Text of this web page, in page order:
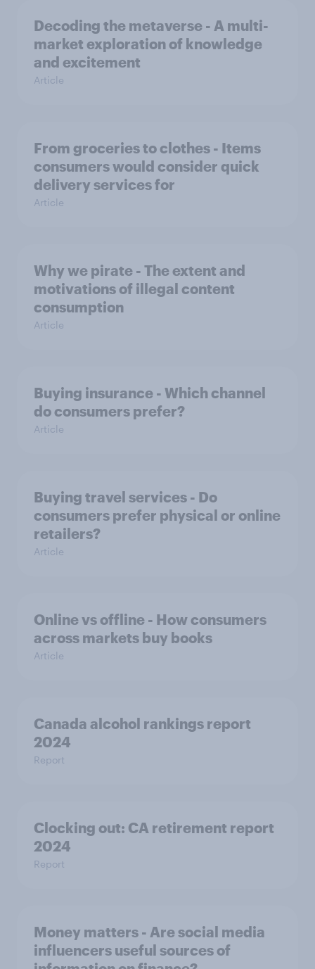
Decoding the metaverse - A multi-
market exploration of knowledge
and excitement
Article
From groceries to clothes - Items
consumers would consider quick
delivery services for
Article
Why we pirate - The extent and
motivations of illegal content
consumption
Article
Buying insurance - Which channel
do consumers prefer?
Article
Buying travel services - Do
consumers prefer physical or online
retailers?
Article
Online vs offline - How consumers
across markets buy books
Article
Canada alcohol rankings report
2024
Report
Clocking out: CA retirement report
2024
Report
Money matters - Are social media
influencers useful sources of